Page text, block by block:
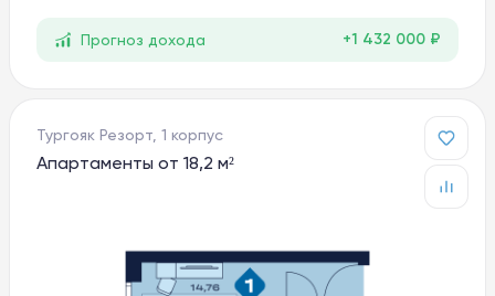
Прогноз дохода +1 432 000 ₽
Тургояк Резорт, 1 корпус
Апартаменты от 18,2 м²